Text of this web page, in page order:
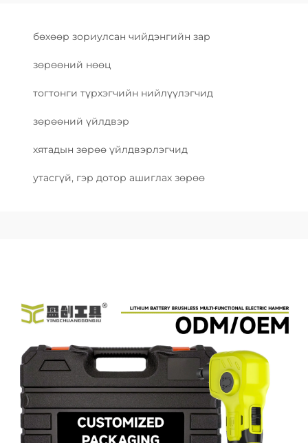
бөхөөр зориулсан чийдэнгийн зар
зөрөөний нөөц
тогтонги түрхэгчийн нийлүүлэгчид
зөрөөний үйлдвэр
хятадын зөрөө үйлдвэрлэгчид
утасгүй, гэр дотор ашиглах зөрөө